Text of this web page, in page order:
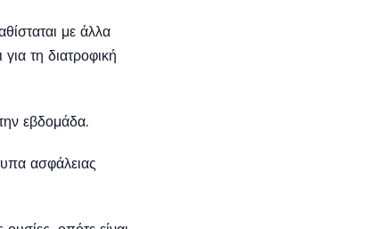
με άλλα
τη διατροφική
εβδομάδα.
ασφάλειας